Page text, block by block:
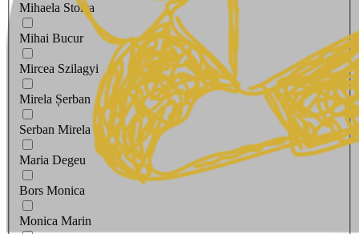
Mihaela Stoica
Mihai Bucur
Mircea Szilagyi
Mirela Șerban
Serban Mirela
Maria Degeu
Bors Monica
Monica Marin